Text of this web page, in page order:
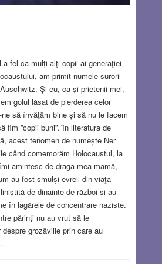
fel ca mulți alţi copii ai generaţiei
am primit numele surorii
Și eu, ca și prietenii mei,
golul lăsat de pierderea celor
să învăţăm bine și să nu le facem
fim ”copii buni”. Ȋn literatura de
acest fenomen de numește Ner
când comemorăm Holocaustul, la
amintesc de draga mea mamă,
au fost smulși evreii din viaţa
de dinainte de război și au
în lagărele de concentrare naziste.
părinţi nu au vrut să le
grozăviile prin care au